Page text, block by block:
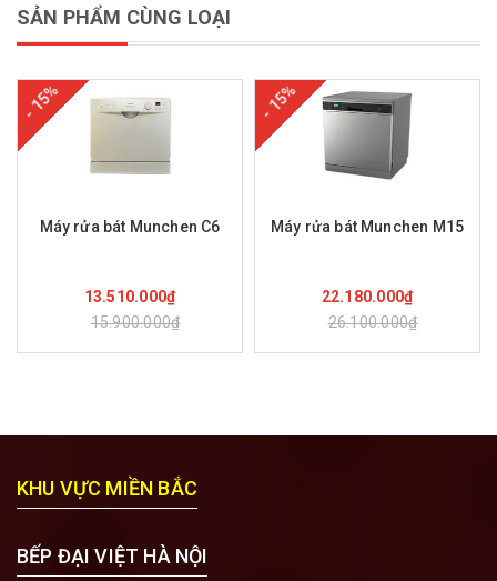
SẢN PHẨM CÙNG LOẠI
- 15%
Máy rửa bát Munchen C6
13.510.000₫
15.900.000₫
- 15%
Máy rửa bát Munchen M15
22.180.000₫
26.100.000₫
KHU VỰC MIỀN BẮC
BẾP ĐẠI VIỆT HÀ NỘI